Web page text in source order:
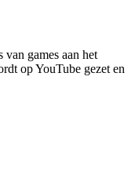
van games aan het
op YouTube gezet en